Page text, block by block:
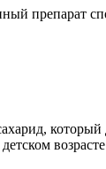
препарат